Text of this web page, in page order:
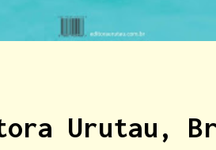
Urutau,